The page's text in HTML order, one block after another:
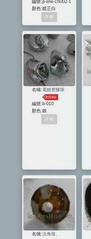
編號:p-line-ch002-1
顏色:鍍正白
名稱: 電鍍塑膠珠
OnSale
編號: b-010
顏色:銀
名稱:尖角珠,